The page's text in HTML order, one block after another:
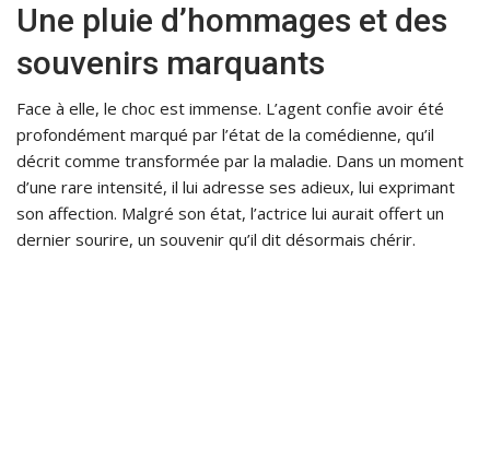
Une pluie d’hommages et des
souvenirs marquants
Face à elle, le choc est immense. L’agent confie avoir été
profondément marqué par l’état de la comédienne, qu’il
décrit comme transformée par la maladie. Dans un moment
d’une rare intensité, il lui adresse ses adieux, lui exprimant
son affection. Malgré son état, l’actrice lui aurait offert un
dernier sourire, un souvenir qu’il dit désormais chérir.